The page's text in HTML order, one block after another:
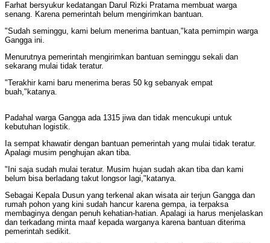
Farhat bersyukur kedatangan Darul Rizki Pratama membuat warga
senang. Karena pemerintah belum mengirimkan bantuan.
"Sudah seminggu, kami belum menerima bantuan,"kata pemimpin warga
Gangga ini.
Menurutnya pemerintah mengirimkan bantuan seminggu sekali dan
sekarang mulai tidak teratur.
"Terakhir kami baru menerima beras 50 kg sebanyak empat
buah,"katanya.
Padahal warga Gangga ada 1315 jiwa dan tidak mencukupi untuk
kebutuhan logistik.
Ia sempat khawatir dengan bantuan pemerintah yang mulai tidak teratur.
Apalagi musim penghujan akan tiba.
"Ini saja sudah mulai teratur. Musim hujan sudah akan tiba dan kami
belum bisa berladang takut longsor lagi,"katanya.
Sebagai Kepala Dusun yang terkenal akan wisata air terjun Gangga dan
rumah pohon yang kini sudah hancur karena gempa, ia terpaksa
membaginya dengan penuh kehatian-hatian. Apalagi ia harus menjelaskan
dan terkadang minta maaf kepada warganya karena bantuan diterima
pemerintah sedikit.